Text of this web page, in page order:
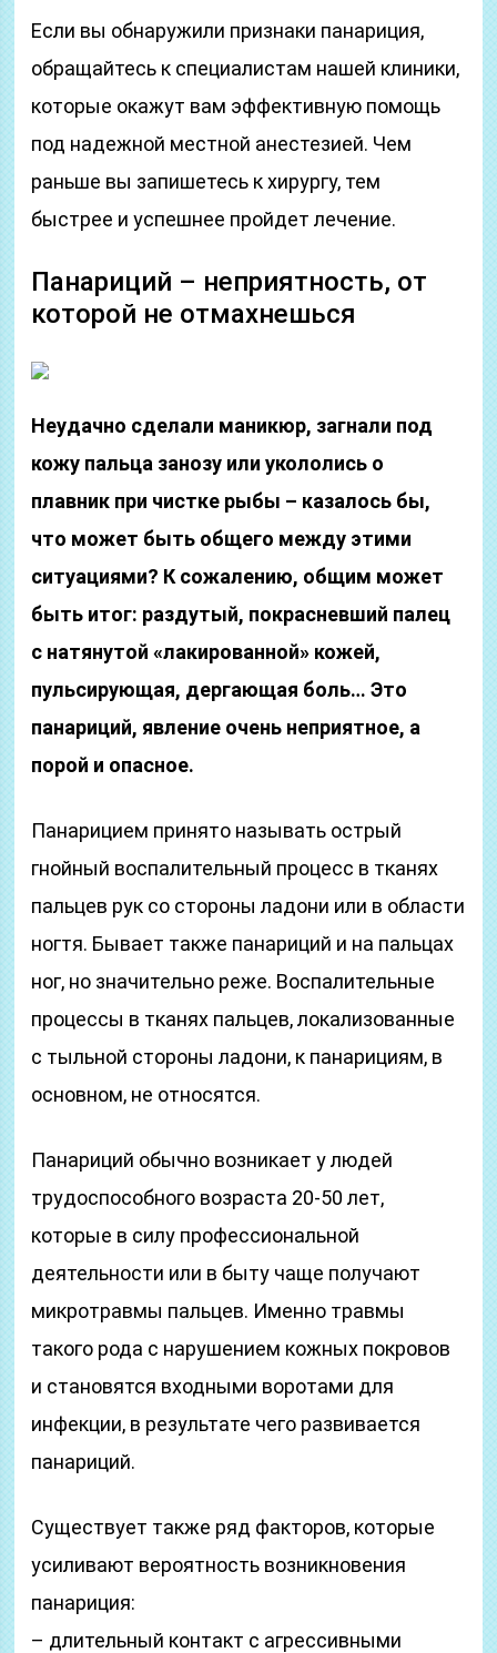
Если вы обнаружили признаки панариция,
обращайтесь к специалистам нашей клиники,
которые окажут вам эффективную помощь
под надежной местной анестезией. Чем
раньше вы запишетесь к хирургу, тем
быстрее и успешнее пройдет лечение.
Панариций – неприятность, от
которой не отмахнешься
Неудачно сделали маникюр, загнали под
кожу пальца занозу или укололись о
плавник при чистке рыбы – казалось бы,
что может быть общего между этими
ситуациями? К сожалению, общим может
быть итог: раздутый, покрасневший палец
с натянутой «лакированной» кожей,
пульсирующая, дергающая боль… Это
панариций, явление очень неприятное, а
порой и опасное.
Панарицием принято называть острый
гнойный воспалительный процесс в тканях
пальцев рук со стороны ладони или в области
ногтя. Бывает также панариций и на пальцах
ног, но значительно реже. Воспалительные
процессы в тканях пальцев, локализованные
с тыльной стороны ладони, к панарициям, в
основном, не относятся.
Панариций обычно возникает у людей
трудоспособного возраста 20-50 лет,
которые в силу профессиональной
деятельности или в быту чаще получают
микротравмы пальцев. Именно травмы
такого рода с нарушением кожных покровов
и становятся входными воротами для
инфекции, в результате чего развивается
панариций.
Существует также ряд факторов, которые
усиливают вероятность возникновения
панариция:
– длительный контакт с агрессивными